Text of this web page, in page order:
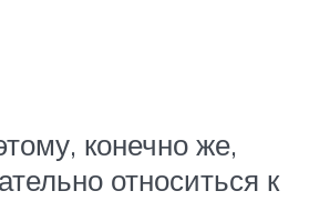
конечно же,
относиться к